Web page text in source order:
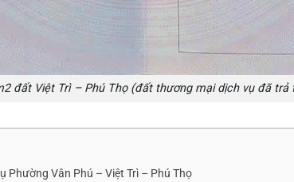
đất Việt Trì – Phú Thọ (đất thương mại dịch vụ đã trả
Phường Vân Phú – Việt Trì – Phú Thọ